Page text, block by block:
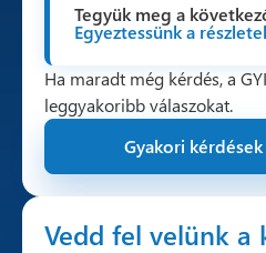
Tegyük meg a
Egyeztessünk a
Ha maradt még kérdés, a
leggyakoribb válaszokat.
Gyakori kérdések
Vedd fel velünk a